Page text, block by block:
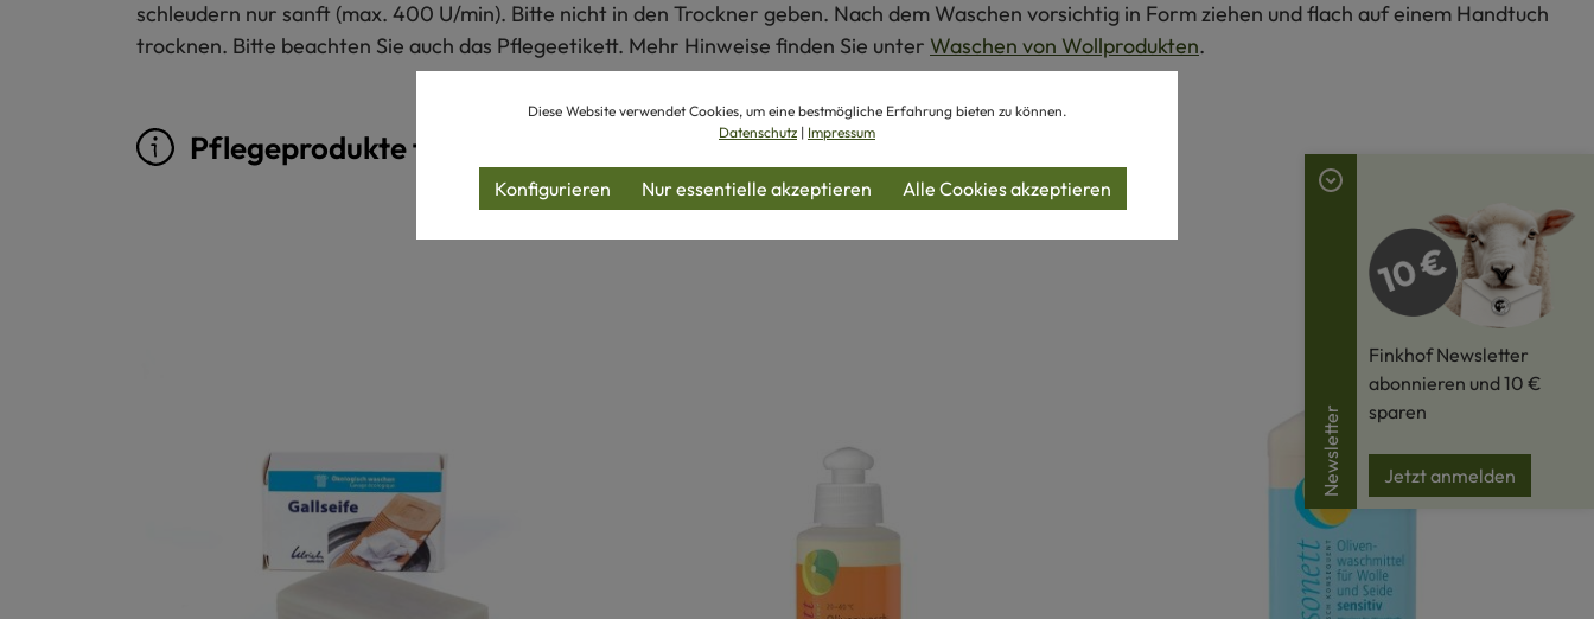
schleudern nur sanft (max. 400 U/min). Bitte nicht in den Trockner geben. Nach dem Waschen vorsichtig in Form ziehen und flach auf einem Handtuch
trocknen. Bitte beachten Sie auch das Pflegeetikett. Mehr Hinweise finden Sie unter Waschen von Wollprodukten.
Pflegeprodukte für Wollprodukte
Newsletter
Finkhof Newsletter
abonnieren und 10 €
sparen
Jetzt anmelden
Diese Website verwendet Cookies, um eine bestmögliche Erfahrung bieten zu können.
Datenschutz | Impressum
Nur essentielle akzeptieren
Konfigurieren Alle Cookies akzeptieren